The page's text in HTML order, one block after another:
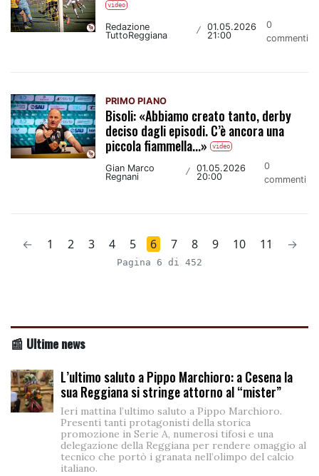
video
Redazione
TuttoReggiana
/ 01.05.2026
21:00
0
commenti
PRIMO PIANO
Bisoli: «Abbiamo creato tanto, derby
deciso dagli episodi. C’è ancora una
piccola fiammella...» video
Gian Marco
Regnani
/
01.05.2026
20:00
0
commenti
← 1 2 3 4 5 6 7 8 9 10 11 →
Pagina 6 di 452
📰 Ultime news
L’ultimo saluto a Pippo Marchioro: a Cesena la
sua Reggiana si stringe attorno al “mister”
Ieri mattina l’ultimo saluto a Pippo Marchioro.
Presenti tanti protagonisti della storica
promozione in Serie A, numerosi tifosi e una
delegazione della Reggiana per rendere omaggio al
tecnico che portò i granata nell’olimpo del calcio
italiano.